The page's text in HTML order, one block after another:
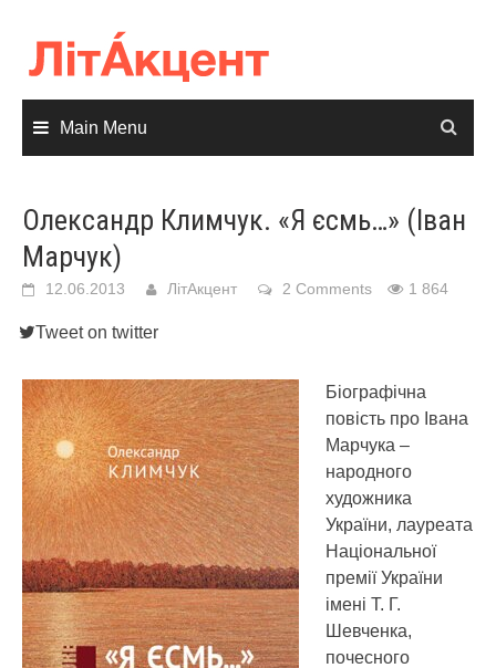
content
Main Menu
Олександр Климчук. «Я єсмь…» (Іван
Марчук)
12.06.2013 ЛітАкцент 2 Comments 1 864
Tweet on twitter
Біографічна
повість про Івана
Марчука –
народного
художника
України, лауреата
Національної
премії України
імені Т. Г.
Шевченка,
почесного